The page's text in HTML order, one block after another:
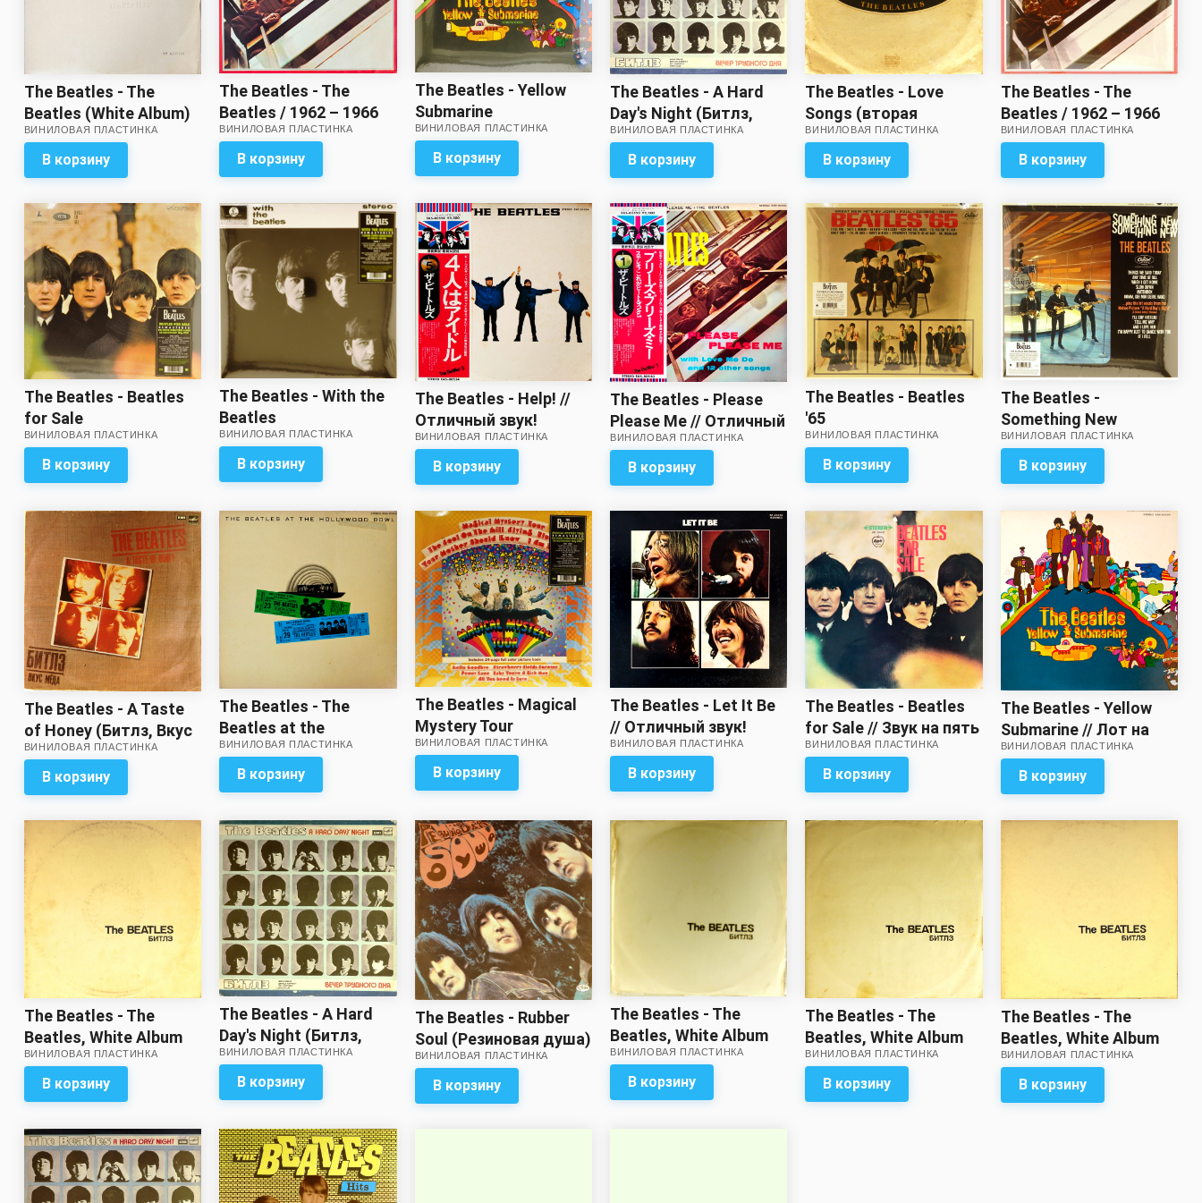
The Beatles - The
Beatles (White Album)
(2 LP, numbered) // Звук
на пять с минусом!
Сохранность обложки
– на четыре с
минусом! Целый
набор вкладок – в
комплекте!
ВИНИЛОВАЯ ПЛАСТИНКА
В корзину
The Beatles - The
Beatles / 1962 – 1966
(2 LP)
ВИНИЛОВАЯ ПЛАСТИНКА
В корзину
The Beatles - Yellow
Submarine
ВИНИЛОВАЯ ПЛАСТИНКА
В корзину
The Beatles - A Hard
Day's Night (Битлз,
Вечер трудного дня)
ВИНИЛОВАЯ ПЛАСТИНКА
В корзину
The Beatles - Love
Songs (вторая
пластинка из двух!) //
Хороший звук!
ВИНИЛОВАЯ ПЛАСТИНКА
В корзину
The Beatles - The
Beatles / 1962 – 1966
(2 LP)
ВИНИЛОВАЯ ПЛАСТИНКА
В корзину
The Beatles - Beatles
for Sale
ВИНИЛОВАЯ ПЛАСТИНКА
В корзину
The Beatles - With the
Beatles
ВИНИЛОВАЯ ПЛАСТИНКА
В корзину
The Beatles - Help! //
Отличный звук!
Вкладка с
разворотом – в
комплекте!
ВИНИЛОВАЯ ПЛАСТИНКА
В корзину
The Beatles - Please
Please Me // Отличный
звук!
ВИНИЛОВАЯ ПЛАСТИНКА
В корзину
The Beatles - Beatles
'65
ВИНИЛОВАЯ ПЛАСТИНКА
В корзину
The Beatles -
Something New
ВИНИЛОВАЯ ПЛАСТИНКА
В корзину
The Beatles - A Taste
of Honey (Битлз, Вкус
мёда)
ВИНИЛОВАЯ ПЛАСТИНКА
В корзину
The Beatles - The
Beatles at the
Hollywood Bowl //
Отличный звук!
ВИНИЛОВАЯ ПЛАСТИНКА
В корзину
The Beatles - Magical
Mystery Tour
ВИНИЛОВАЯ ПЛАСТИНКА
В корзину
The Beatles - Let It Be
// Отличный звук!
ВИНИЛОВАЯ ПЛАСТИНКА
В корзину
The Beatles - Beatles
for Sale // Звук на пять
с минусом!
ВИНИЛОВАЯ ПЛАСТИНКА
В корзину
The Beatles - Yellow
Submarine // Лот на
пять с минусом!
Вкладка с
разворотом – в
ВИНИЛОВАЯ ПЛАСТИНКА
В корзину
The Beatles - The
Beatles, White Album
(Битлз, Белый
альбом) (2 LP)
(отличный звук, очень
второй пластинке!)
ВИНИЛОВАЯ ПЛАСТИНКА
В корзину
The Beatles - A Hard
Day's Night (Битлз,
Вечер трудного дня)
ВИНИЛОВАЯ ПЛАСТИНКА
В корзину
The Beatles - Rubber
Soul (Резиновая душа)
ВИНИЛОВАЯ ПЛАСТИНКА
В корзину
The Beatles - The
Beatles, White Album
(Битлз, Белый
альбом) (2 LP) *
ВИНИЛОВАЯ ПЛАСТИНКА
В корзину
The Beatles - The
Beatles, White Album
(Битлз, Белый
альбом) (2 LP) *
ВИНИЛОВАЯ ПЛАСТИНКА
В корзину
The Beatles - The
Beatles, White Album
(Битлз, Белый
альбом) (2 LP)*
ВИНИЛОВАЯ ПЛАСТИНКА
В корзину